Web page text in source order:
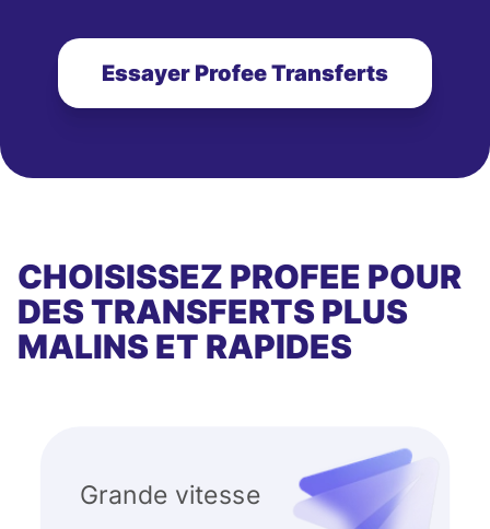
Essayer Profee Transferts
CHOISISSEZ PROFEE POUR
DES TRANSFERTS PLUS
MALINS ET RAPIDES
Grande vitesse